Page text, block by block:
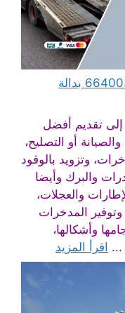
ونش كرين سطحة ام الهيمان 66400336 بدالة
تقديم أفضل
أو التصليح،
وتزويد بالوقود
والبرك وأيضا
والعجلات،
وتوفير المدخرات
وأشكالها،
... اقرأ المزيد